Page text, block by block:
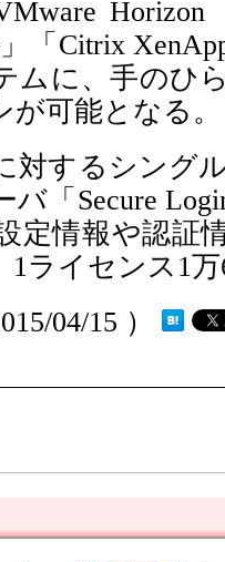
Horizon
」「Citrix
ムに、手のひ
可能となる。
対するシング
「Secure
定情報や認証
ライセンス1
04/15 ）